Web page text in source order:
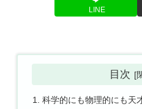
LINE
目次
科学的にも物理的にも天